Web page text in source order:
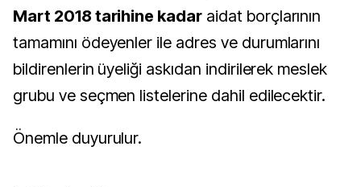
Mart 2018 tarihine kadar aidat borçlarının
tamamını ödeyenler ile adres ve durumlarını
bildirenlerin üyeliği askıdan indirilerek meslek
grubu ve seçmen listelerine dahil edilecektir.
Önemle duyurulur.